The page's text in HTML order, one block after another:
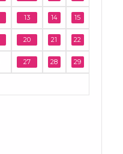
13 14 15
20 21 22
27 28 29